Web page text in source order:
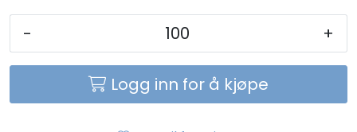
- +
Logg inn for å kjøpe